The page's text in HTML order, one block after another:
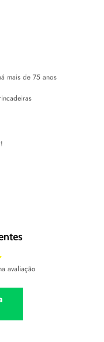
mais de 75 anos
avaliação